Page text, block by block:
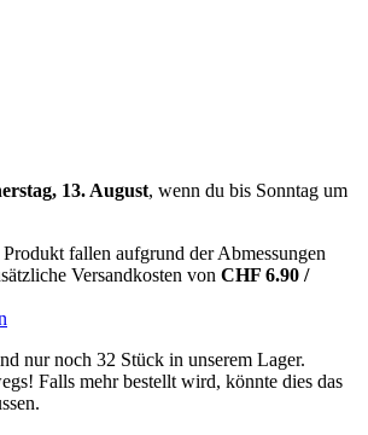
13. August, wenn du bis Sonntag um
Produkt fallen aufgrund der Abmessungen
Versandkosten von CHF 6.90 /
nur noch 32 Stück in unserem Lager.
Falls mehr bestellt wird, könnte dies das